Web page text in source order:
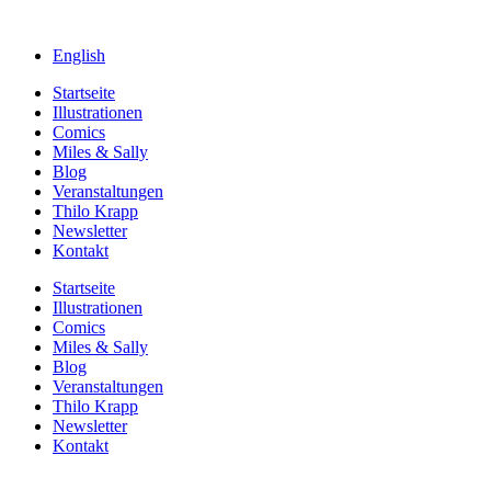
English
Startseite
Illustrationen
Comics
Miles & Sally
Blog
Veranstaltungen
Thilo Krapp
Newsletter
Kontakt
Startseite
Illustrationen
Comics
Miles & Sally
Blog
Veranstaltungen
Thilo Krapp
Newsletter
Kontakt